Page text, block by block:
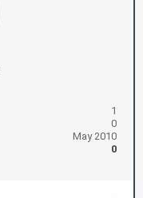
1
0
May 2010
0